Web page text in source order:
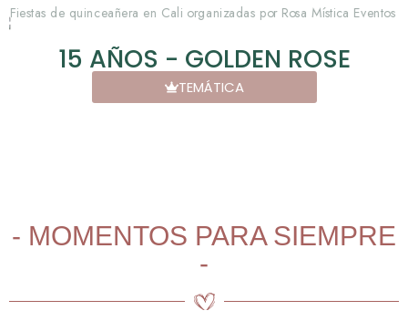
15 AÑOS - GOLDEN ROSE
TEMÁTICA
- MOMENTOS PARA SIEMPRE
-